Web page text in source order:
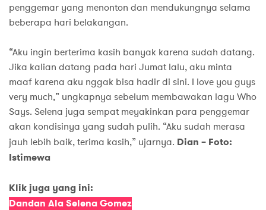
penggemar yang menonton dan mendukungnya selama
beberapa hari belakangan.
“Aku ingin berterima kasih banyak karena sudah datang.
Jika kalian datang pada hari Jumat lalu, aku minta
maaf karena aku nggak bisa hadir di sini. I love you guys
very much,” ungkapnya sebelum membawakan lagu Who
Says. Selena juga sempat meyakinkan para penggemar
akan kondisinya yang sudah pulih. “Aku sudah merasa
jauh lebih baik, terima kasih,” ujarnya. Dian – Foto:
Istimewa
Klik juga yang ini:
Dandan Ala Selena Gomez